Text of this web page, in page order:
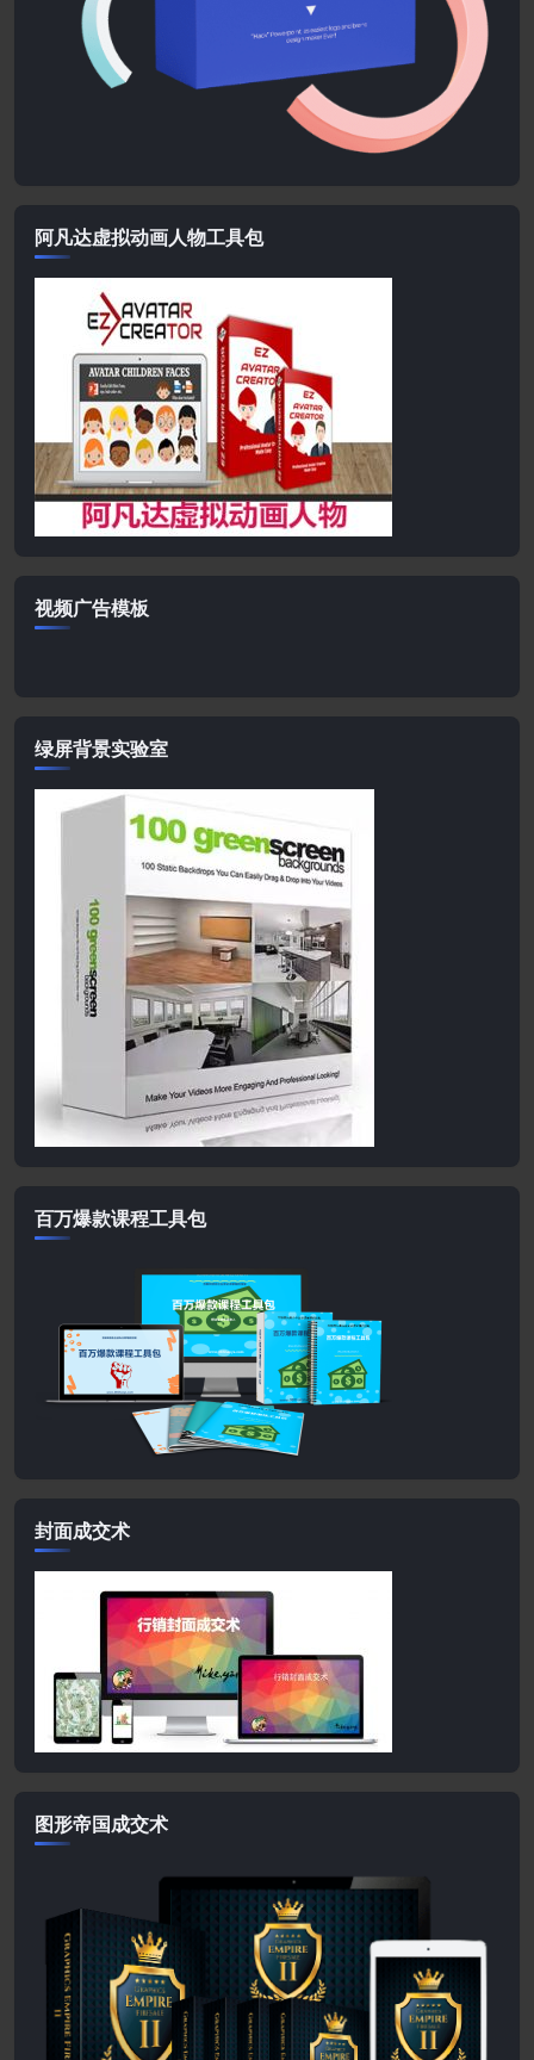
阿凡达虚拟动画人物工具包
视频广告模板
绿屏背景实验室
百万爆款课程工具包
封面成交术
图形帝国成交术